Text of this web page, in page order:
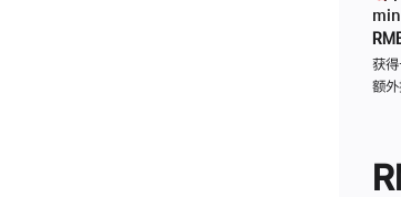
获
额